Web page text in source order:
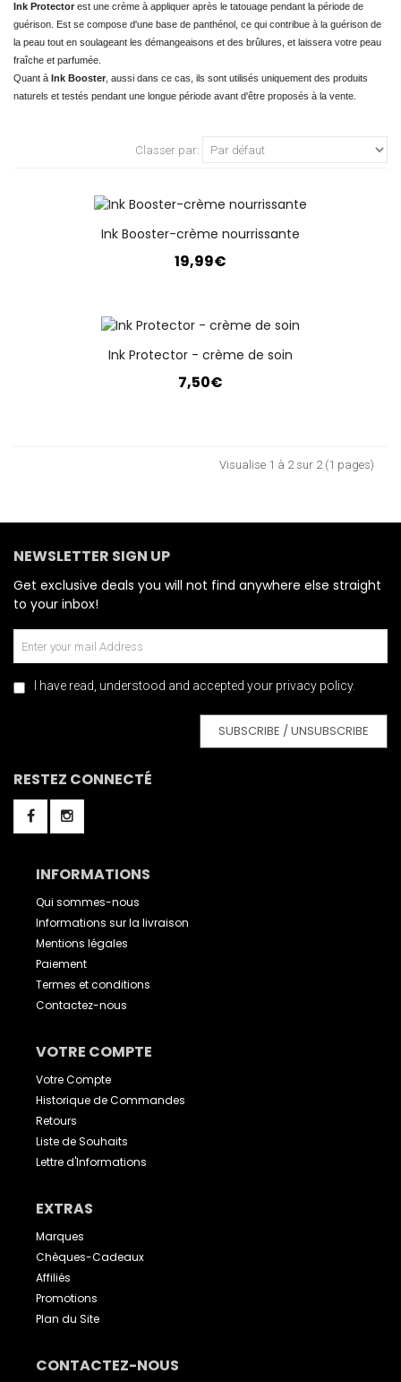
Ink Protector est une crème à appliquer après le tatouage pendant la période de
guérison. Est se compose d'une base de panthénol, ce qui contribue à la guérison de
la peau tout en soulageant les démangeaisons et des brûlures, et laissera votre peau
fraîche et parfumée.
Quant à Ink Booster , aussi dans ce cas, ils sont utilisés uniquement des produits
naturels et testés pendant une longue période avant d'être proposés à la vente.
Classer par:
Ink Booster-crème nourrissante
19,99€
Ink Protector - crème de soin
7,50€
Visualise 1 à 2 sur 2 (1 pages)
NEWSLETTER SIGN UP
Get exclusive deals you will not find anywhere else straight
to your inbox!
I have read, understood and accepted your privacy policy.
SUBSCRIBE / UNSUBSCRIBE
RESTEZ CONNECTÉ
INFORMATIONS
Qui sommes-nous
Informations sur la livraison
Mentions légales
Paiement
Termes et conditions
Contactez-nous
VOTRE COMPTE
Votre Compte
Historique de Commandes
Retours
Liste de Souhaits
Lettre d'Informations
EXTRAS
Marques
Chèques-Cadeaux
Affiliés
Promotions
Plan du Site
CONTACTEZ-NOUS